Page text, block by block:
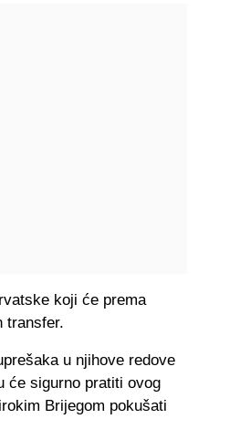
koji će prema
transfer.
u njihove redove
će sigurno pratiti ovog
Brijegom pokušati